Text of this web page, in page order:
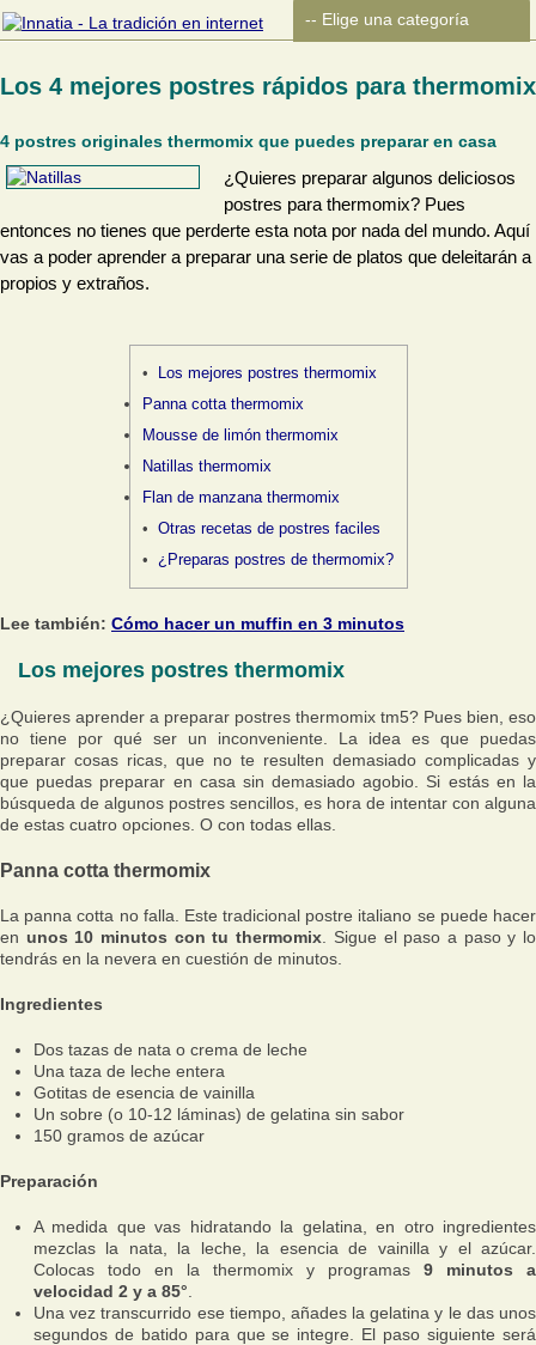
Los 4 mejores postres rápidos para thermomix
4 postres originales thermomix que puedes preparar en casa
¿Quieres preparar algunos deliciosos
postres para thermomix? Pues
entonces no tienes que perderte esta nota por nada del mundo. Aquí
vas a poder aprender a preparar una serie de platos que deleitarán a
propios y extraños.
Los mejores postres thermomix
Panna cotta thermomix
Mousse de limón thermomix
Natillas thermomix
Flan de manzana thermomix
Otras recetas de postres faciles
¿Preparas postres de thermomix?
Lee también: Cómo hacer un muffin en 3 minutos
Los mejores postres thermomix
¿Quieres aprender a preparar postres thermomix tm5? Pues bien, eso
no tiene por qué ser un inconveniente. La idea es que puedas
preparar cosas ricas, que no te resulten demasiado complicadas y
que puedas preparar en casa sin demasiado agobio. Si estás en la
búsqueda de algunos postres sencillos, es hora de intentar con alguna
de estas cuatro opciones. O con todas ellas.
Panna cotta thermomix
La panna cotta no falla. Este tradicional postre italiano se puede hacer
en unos 10 minutos con tu thermomix . Sigue el paso a paso y lo
tendrás en la nevera en cuestión de minutos.
Ingredientes
Dos tazas de nata o crema de leche
Una taza de leche entera
Gotitas de esencia de vainilla
Un sobre (o 10-12 láminas) de gelatina sin sabor
150 gramos de azúcar
Preparación
A medida que vas hidratando la gelatina, en otro ingredientes
mezclas la nata, la leche, la esencia de vainilla y el azúcar.
Colocas todo en la thermomix y programas 9 minutos a
velocidad 2 y a 85°
Una vez transcurrido ese tiempo, añades la gelatina y le das unos
segundos de batido para que se integre. El paso siguiente será